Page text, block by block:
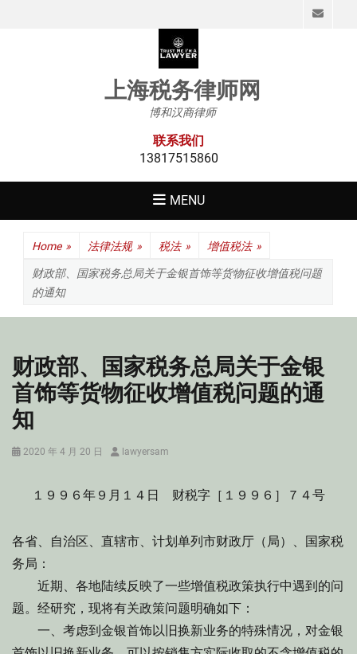
上海税务律师网
博和汉商律师
联系我们
13817515860
MENU
Home » 法律法规 » 税法 » 增值税法 »
财政部、国家税务总局关于金银首饰等货物征收增值税问题
的通知
财政部、国家税务总局关于金银
首饰等货物征收增值税问题的通
知
Posted
2020 年 4 月 20 日 Authorlawyersam
１９９６年９月１４日 财税字［１９９６］７４号
各省、自治区、直辖市、计划单列市财政厅（局）、国家税
务局：
近期、各地陆续反映了一些增值税政策执行中遇到的问
题。经研究，现将有关政策问题明确如下：
一、考虑到金银首饰以旧换新业务的特殊情况，对金银